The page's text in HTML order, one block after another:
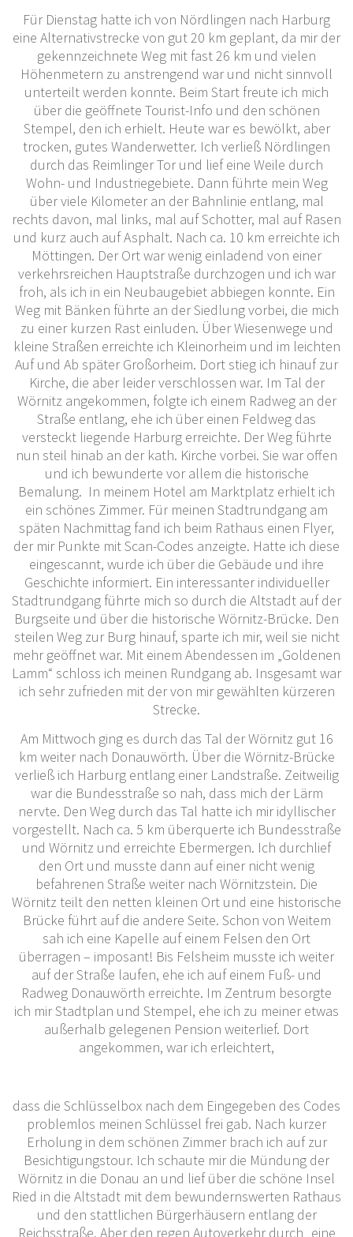
Für Dienstag hatte ich von Nördlingen nach Harburg
eine Alternativstrecke von gut 20 km geplant, da mir der
gekennzeichnete Weg mit fast 26 km und vielen
Höhenmetern zu anstrengend war und nicht sinnvoll
unterteilt werden konnte. Beim Start freute ich mich
über die geöffnete Tourist-Info und den schönen
Stempel, den ich erhielt. Heute war es bewölkt, aber
trocken, gutes Wanderwetter. Ich verließ Nördlingen
durch das Reimlinger Tor und lief eine Weile durch
Wohn- und Industriegebiete. Dann führte mein Weg
über viele Kilometer an der Bahnlinie entlang, mal
rechts davon, mal links, mal auf Schotter, mal auf Rasen
und kurz auch auf Asphalt. Nach ca. 10 km erreichte ich
Möttingen. Der Ort war wenig einladend von einer
verkehrsreichen Hauptstraße durchzogen und ich war
froh, als ich in ein Neubaugebiet abbiegen konnte. Ein
Weg mit Bänken führte an der Siedlung vorbei, die mich
zu einer kurzen Rast einluden. Über Wiesenwege und
kleine Straßen erreichte ich Kleinorheim und im leichten
Auf und Ab später Großorheim. Dort stieg ich hinauf zur
Kirche, die aber leider verschlossen war. Im Tal der
Wörnitz angekommen, folgte ich einem Radweg an der
Straße entlang, ehe ich über einen Feldweg das
versteckt liegende Harburg erreichte. Der Weg führte
nun steil hinab an der kath. Kirche vorbei. Sie war offen
und ich bewunderte vor allem die historische
Bemalung. In meinem Hotel am Marktplatz erhielt ich
ein schönes Zimmer. Für meinen Stadtrundgang am
späten Nachmittag fand ich beim Rathaus einen Flyer,
der mir Punkte mit Scan-Codes anzeigte. Hatte ich diese
eingescannt, wurde ich über die Gebäude und ihre
Geschichte informiert. Ein interessanter individueller
Stadtrundgang führte mich so durch die Altstadt auf der
Burgseite und über die historische Wörnitz-Brücke. Den
steilen Weg zur Burg hinauf, sparte ich mir, weil sie nicht
mehr geöffnet war. Mit einem Abendessen im „Goldenen
Lamm“ schloss ich meinen Rundgang ab. Insgesamt war
ich sehr zufrieden mit der von mir gewählten kürzeren
Strecke.
Am Mittwoch ging es durch das Tal der Wörnitz gut 16
km weiter nach Donauwörth. Über die Wörnitz-Brücke
verließ ich Harburg entlang einer Landstraße. Zeitweilig
war die Bundesstraße so nah, dass mich der Lärm
nervte. Den Weg durch das Tal hatte ich mir idyllischer
vorgestellt. Nach ca. 5 km überquerte ich Bundesstraße
und Wörnitz und erreichte Ebermergen. Ich durchlief
den Ort und musste dann auf einer nicht wenig
befahrenen Straße weiter nach Wörnitzstein. Die
Wörnitz teilt den netten kleinen Ort und eine historische
Brücke führt auf die andere Seite. Schon von Weitem
sah ich eine Kapelle auf einem Felsen den Ort
überragen – imposant! Bis Felsheim musste ich weiter
auf der Straße laufen, ehe ich auf einem Fuß- und
Radweg Donauwörth erreichte. Im Zentrum besorgte
ich mir Stadtplan und Stempel, ehe ich zu meiner etwas
außerhalb gelegenen Pension weiterlief. Dort
angekommen, war ich erleichtert,
dass die Schlüsselbox nach dem Eingegeben des Codes
problemlos meinen Schlüssel frei gab. Nach kurzer
Erholung in dem schönen Zimmer brach ich auf zur
Besichtigungstour. Ich schaute mir die Mündung der
Wörnitz in die Donau an und lief über die schöne Insel
Ried in die Altstadt mit dem bewundernswerten Rathaus
und den stattlichen Bürgerhäusern entlang der
Reichsstraße. Aber den regen Autoverkehr durch „eine